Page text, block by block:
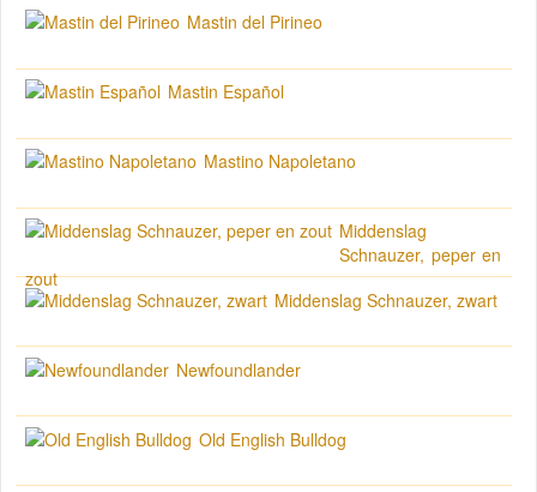
Mastin del Pirineo
Mastin Español
Mastino Napoletano
Middenslag
Schnauzer, peper en
zout
Middenslag Schnauzer, zwart
Newfoundlander
Old English Bulldog